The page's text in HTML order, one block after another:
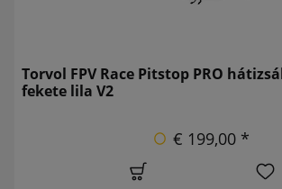
Torvol FPV Race Pitstop PRO
fekete lila V2
€ 199,00 *